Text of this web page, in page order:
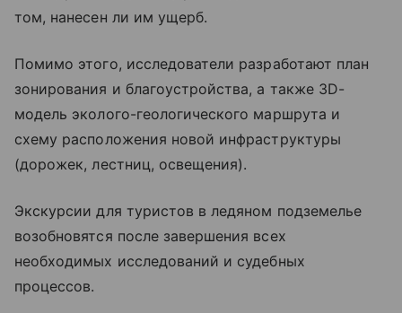
том, нанесен ли им ущерб.
Помимо этого, исследователи разработают план
зонирования и благоустройства, а также 3D-
модель эколого-геологического маршрута и
схему расположения новой инфраструктуры
(дорожек, лестниц, освещения).
Экскурсии для туристов в ледяном подземелье
возобновятся после завершения всех
необходимых исследований и судебных
процессов.